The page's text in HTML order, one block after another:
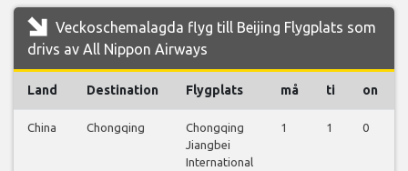
Veckoschemalagda flyg till Beijing Flygplats som
drivs av All Nippon Airways
Land Destination Flygplats må ti on
China Chongqing
Chongqing
Jiangbei
International
1 1 0